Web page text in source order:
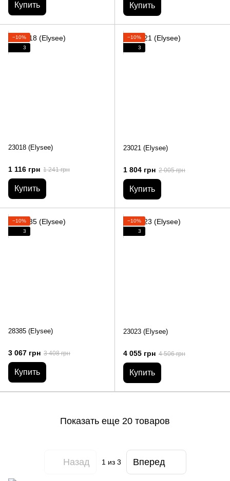
Купить Купить
−10%
3
23018 (Elysee)
1 116 грн 1 241 грн
Купить
−10%
3
23021 (Elysee)
1 804 грн 2 005 грн
Купить
−10%
3
28385 (Elysee)
3 067 грн 3 408 грн
Купить
−10%
3
23023 (Elysee)
4 055 грн 4 506 грн
Купить
Показать еще 20 товаров
Назад 1из 3 Вперед